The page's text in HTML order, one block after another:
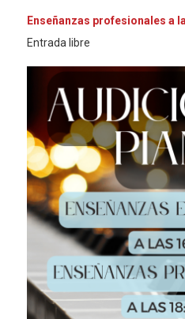
Enseñanzas profesionales a
Entrada libre